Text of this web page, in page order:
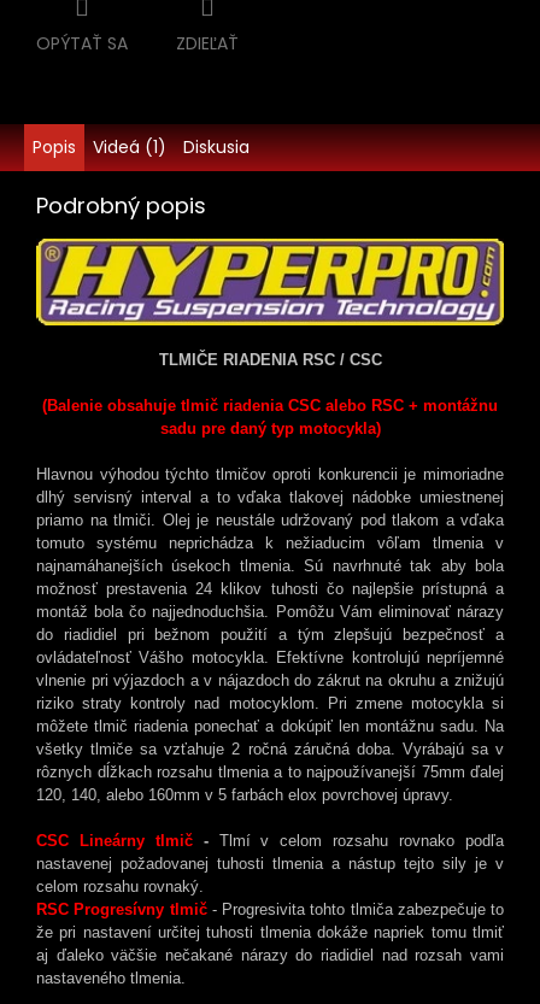
OPÝTAŤ SA ZDIEĽAŤ
Popis Videá (1) Diskusia
Podrobný popis
TLMIČE RIADENIA RSC / CSC
(Balenie obsahuje tlmič riadenia CSC alebo RSC + montážnu
sadu pre daný typ motocykla)
Hlavnou výhodou týchto tlmičov oproti konkurencii je mimoriadne
dlhý servisný interval a to vďaka tlakovej nádobke umiestnenej
priamo na tlmiči. Olej je neustále udržovaný pod tlakom a vďaka
tomuto systému neprichádza k nežiaducim vôľam tlmenia v
najnamáhanejších úsekoch tlmenia. Sú navrhnuté tak aby bola
možnosť prestavenia 24 klikov tuhosti čo najlepšie prístupná a
montáž bola čo najjednoduchšia. Pomôžu Vám eliminovať nárazy
do riadidiel pri bežnom použití a tým zlepšujú bezpečnosť a
ovládateľnosť Vášho motocykla. Efektívne kontrolujú nepríjemné
vlnenie pri výjazdoch a v nájazdoch do zákrut na okruhu a znižujú
riziko straty kontroly nad motocyklom. Pri zmene motocykla si
môžete tlmič riadenia ponechať a dokúpiť len montážnu sadu. Na
všetky tlmiče sa vzťahuje 2 ročná záručná doba. Vyrábajú sa v
rôznych dĺžkach rozsahu tlmenia a to najpoužívanejší 75mm ďalej
120, 140, alebo 160mm v 5 farbách elox povrchovej úpravy.
CSC Lineárny tlmič-Tlmí v celom rozsahu rovnako podľa
nastavenej požadovanej tuhosti tlmenia a nástup tejto sily je v
celom rozsahu rovnaký.
RSC Progresívny tlmič - Progresivita tohto tlmiča zabezpečuje to
že pri nastavení určitej tuhosti tlmenia dokáže napriek tomu tlmiť
aj ďaleko väčšie nečakané nárazy do riadidiel nad rozsah vami
nastaveného tlmenia.